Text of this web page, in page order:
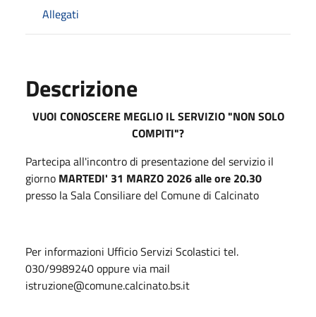
Allegati
Descrizione
VUOI CONOSCERE MEGLIO IL SERVIZIO "NON SOLO
COMPITI"?
Partecipa all'incontro di presentazione del servizio il
giorno MARTEDI' 31 MARZO 2026 alle ore 20.30
presso la Sala Consiliare del Comune di Calcinato
Per informazioni Ufficio Servizi Scolastici tel.
030/9989240 oppure via mail
istruzione@comune.calcinato.bs.it